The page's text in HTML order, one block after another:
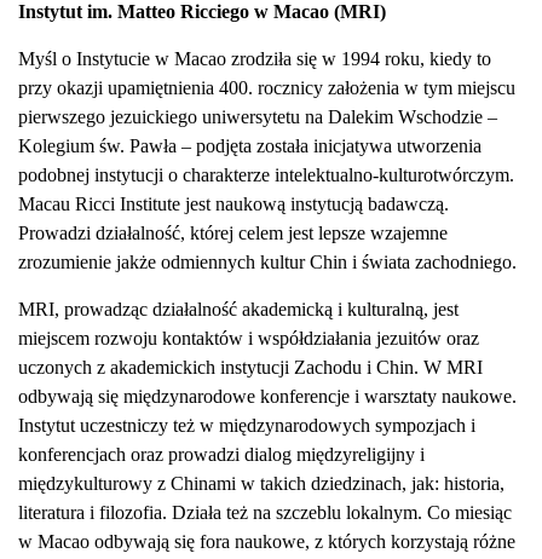
Instytut im. Matteo Ricciego w Macao (MRI)
Myśl o Instytucie w Macao zrodziła się w 1994 roku, kiedy to
przy okazji upamiętnienia 400. rocznicy założenia w tym miejscu
pierwszego jezuickiego uniwersytetu na Dalekim Wschodzie –
Kolegium św. Pawła – podjęta została inicjatywa utworzenia
podobnej instytucji o charakterze intelektualno-kulturotwórczym.
Macau Ricci Institute jest naukową instytucją badawczą.
Prowadzi działalność, której celem jest lepsze wzajemne
zrozumienie jakże odmiennych kultur Chin i świata zachodniego.
MRI, prowadząc działalność akademicką i kulturalną, jest
miejscem rozwoju kontaktów i współdziałania jezuitów oraz
uczonych z akademickich instytucji Zachodu i Chin. W MRI
odbywają się międzynarodowe konferencje i warsztaty naukowe.
Instytut uczestniczy też w międzynarodowych sympozjach i
konferencjach oraz prowadzi dialog międzyreligijny i
międzykulturowy z Chinami w takich dziedzinach, jak: historia,
literatura i filozofia. Działa też na szczeblu lokalnym. Co miesiąc
w Macao odbywają się fora naukowe, z których korzystają różne